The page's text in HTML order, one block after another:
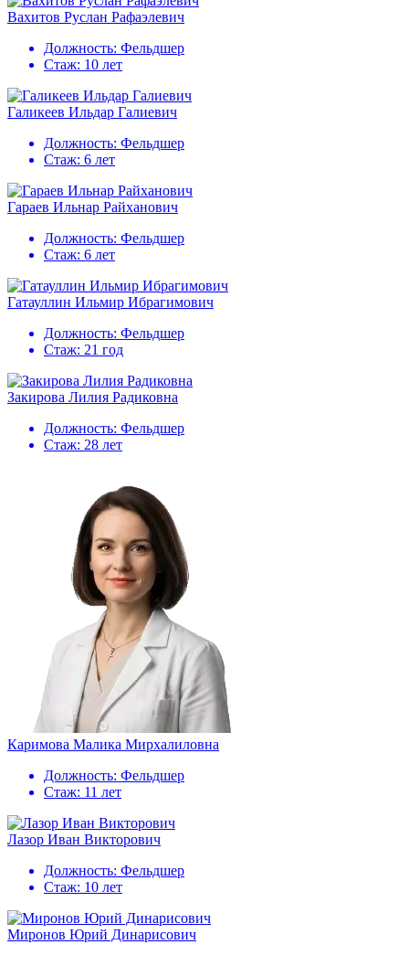
Вахитов Руслан Рафаэлевич
Должность: Фельдшер
Стаж: 10 лет
Галикеев Ильдар Галиевич
Должность: Фельдшер
Стаж: 6 лет
Гараев Ильнар Райханович
Должность: Фельдшер
Стаж: 6 лет
Гатауллин Ильмир Ибрагимович
Должность: Фельдшер
Стаж: 21 год
Закирова Лилия Радиковна
Должность: Фельдшер
Стаж: 28 лет
Каримова Малика Мирхалиловна
Должность: Фельдшер
Стаж: 11 лет
Лазор Иван Викторович
Должность: Фельдшер
Стаж: 10 лет
Миронов Юрий Динарисович